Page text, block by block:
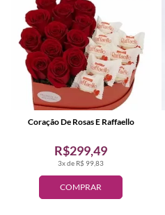
COMPRAR
3x de R$ 99,83
R$299,49
Coração De Rosas E Raffaello